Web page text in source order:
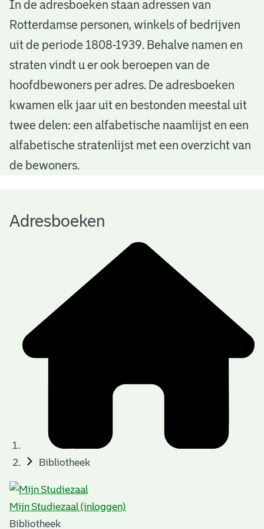
A
d
e
b
o
e
e
In de adresboeken staan adressen van
Rotterdamse personen, winkels of bedrijven
uit de periode 1808-1939. Behalve namen en
straten vindt u er ook beroepen van de
hoofdbewoners per adres. De adresboeken
kwamen elk jaar uit en bestonden meestal uit
twee delen: een alfabetische naamlijst en een
alfabetische stratenlijst met een overzicht van
de bewoners.
Adresboeken
Bibliotheek
Mijn Studiezaal (inloggen)
Bibliotheek